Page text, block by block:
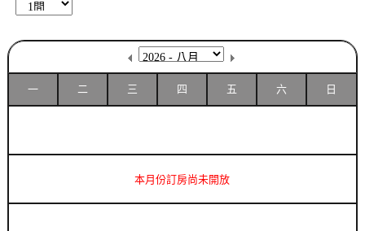
一 二 三 四 五 六 日
本月份訂房尚未開放